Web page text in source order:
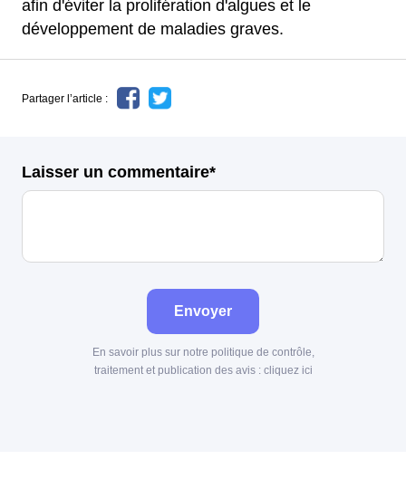
afin d'éviter la prolifération d'algues et le
développement de maladies graves.
Partager l’article :
Laisser un commentaire*
Envoyer
En savoir plus sur notre politique de contrôle,
traitement et publication des avis : cliquez ici